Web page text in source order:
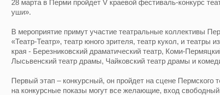
28 марта в Перми пройдет V краевой фестиваль-конкурс
уши».
В мероприятие примут участие театральные коллективы
«Театр-Театр», театр юного зрителя, театр кукол, и театры
края - Березниковский драматический театр, Коми-
Лысьвенский театр драмы, Чайковский театр драмы и
Первый этап – конкурсный, он пройдет на сцене Пермского
на конкурсные показы могут все желающие, вход